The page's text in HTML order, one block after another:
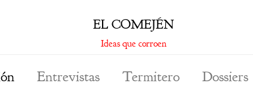
EL COMEJÉN
Ideas que corroen
Entrevistas Termitero Dossiers